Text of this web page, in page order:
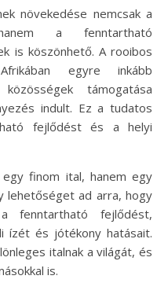
növekedése nemcsak a
a fenntartható
is köszönhető. A rooibos
egyre inkább
támogatása
indult. Ez a tudatos
fejlődést és a helyi
finom ital, hanem egy
lehetőséget ad arra, hogy
fenntartható fejlődést,
ízét és jótékony hatásait.
italnak a világát, és
is.